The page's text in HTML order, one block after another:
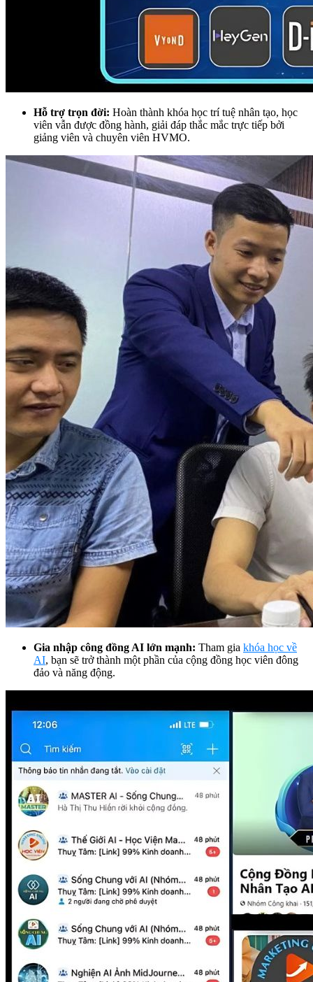
Hỗ trợ trọn đời: Hoàn thành khóa học trí tuệ nhân tạo, học
viên vẫn được đồng hành, giải đáp thắc mắc trực tiếp bởi
giảng viên và chuyên viên HVMO.
Gia nhập công đồng AI lớn mạnh: Tham gia khóa học về
AI, bạn sẽ trở thành một phần của cộng đồng học viên đông
đảo và năng động.